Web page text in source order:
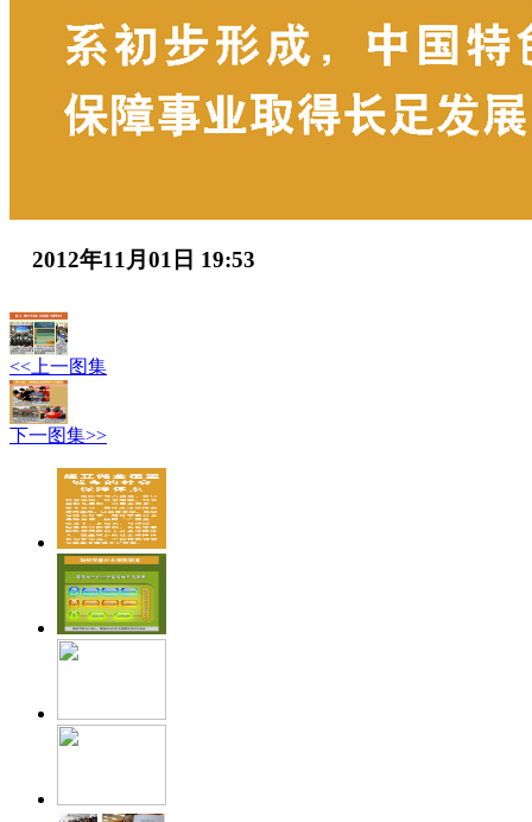
2012年11月01日 19:53
<<上一图集
下一图集>>